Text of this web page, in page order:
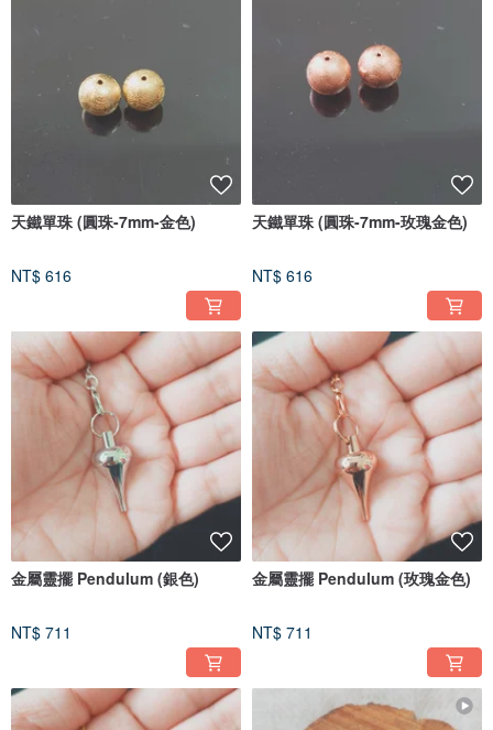
天鐵單珠 (圓珠-7mm-金色)
NT$ 616
天鐵單珠 (圓珠-7mm-玫瑰金色)
NT$ 616
金屬靈擺 Pendulum (銀色)
NT$ 711
金屬靈擺 Pendulum (玫瑰金色)
NT$ 711